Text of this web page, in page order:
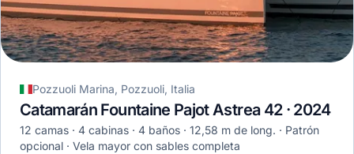
Pozzuoli Marina, Pozzuoli, Italia
Catamarán Fountaine Pajot Astrea 42 · 2024
12 camas 4 cabinas 4 baños 12,58 m de long.
Patrón
opcional
Vela mayor con sables completa